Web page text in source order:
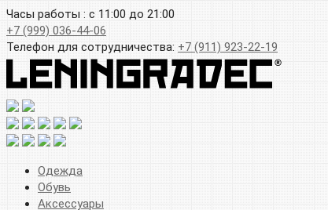
Часы работы : с 11:00 до 21:00
+7 (999) 036-44-06
Телефон для сотрудничества: +7 (911) 923-22-19
Одежда
Обувь
Аксессуары